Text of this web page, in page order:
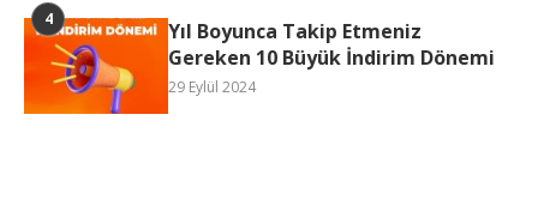
Yıl Boyunca Takip Etmeniz
Gereken 10 Büyük İndirim Dönemi
29 Eylül 2024